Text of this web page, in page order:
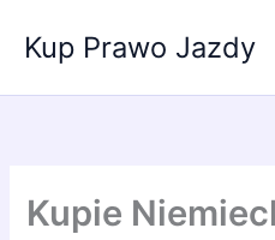
Kup Prawo Jazdy
Kupie